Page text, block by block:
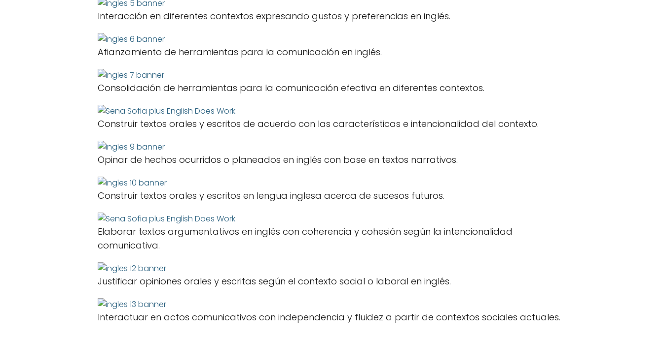
Interacción en diferentes contextos expresando gustos y preferencias en inglés.
Afianzamiento de herramientas para la comunicación en inglés.
Consolidación de herramientas para la comunicación efectiva en diferentes contextos.
Construir textos orales y escritos de acuerdo con las características e intencionalidad del contexto.
Opinar de hechos ocurridos o planeados en inglés con base en textos narrativos.
Construir textos orales y escritos en lengua inglesa acerca de sucesos futuros.
Elaborar textos argumentativos en inglés con coherencia y cohesión según la intencionalidad
comunicativa.
Justificar opiniones orales y escritas según el contexto social o laboral en inglés.
Interactuar en actos comunicativos con independencia y fluidez a partir de contextos sociales actuales.